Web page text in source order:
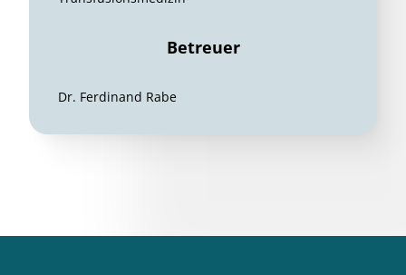
Betreuer
Dr. Ferdinand Rabe